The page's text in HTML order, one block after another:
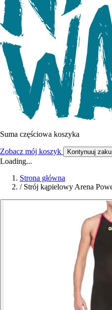
Suma częściowa koszyka
Zobacz mój koszyk Kontynuuj
Loading...
Strona główna
/ Strój kąpielowy Arena